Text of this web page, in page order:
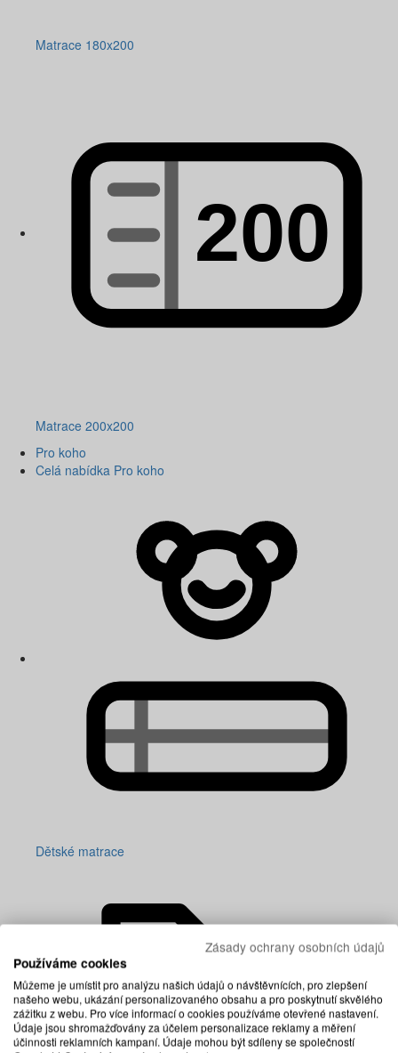
Matrace 180x200
Matrace 200x200
Pro koho
Celá nabídka Pro koho
Dětské matrace
Zásady ochrany osobních údajů
Používáme cookies
Můžeme je umístit pro analýzu našich údajů o návštěvnících, pro zlepšení
našeho webu, ukázání personalizovaného obsahu a pro poskytnutí skvělého
zážitku z webu. Pro více informací o cookies používáme otevřené nastavení.
Údaje jsou shromažďovány za účelem personalizace reklamy a měření
účinnosti reklamních kampaní. Údaje mohou být sdíleny se společností